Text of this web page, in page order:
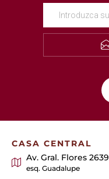
CASA CENTRAL
Av. Gral. Flores 2639
esq. Guadalupe